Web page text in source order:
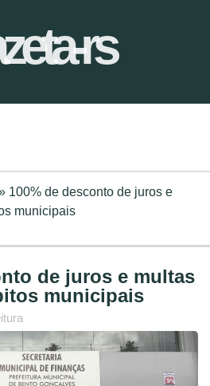
rs
100% de desconto de juros e
municipais
de juros e multas
municipais